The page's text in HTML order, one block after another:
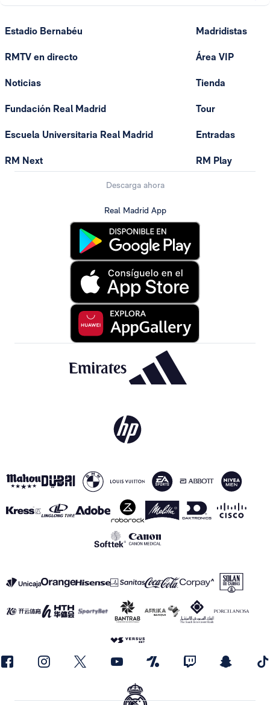
Estadio Bernabéu
RMTV en directo
Noticias
Fundación Real Madrid
Escuela Universitaria Real Madrid
RM Next
Madridistas
Área VIP
Tienda
Tour
Entradas
RM Play
Descarga ahora
Real Madrid App